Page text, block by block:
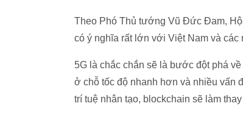
Theo Phó Thủ tướng Vũ Đức Đam,
có ý nghĩa rất lớn với Việt Nam và
5G là chắc chắn sẽ là bước đột phá
ở chỗ tốc độ nhanh hơn và nhiều vấn
trí tuệ nhân tạo, blockchain sẽ làm